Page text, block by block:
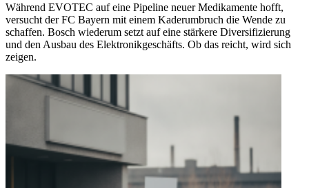
Während EVOTEC auf eine Pipeline neuer Medikamente hofft,
versucht der FC Bayern mit einem Kaderumbruch die Wende zu
schaffen. Bosch wiederum setzt auf eine stärkere Diversifizierung
und den Ausbau des Elektronikgeschäfts. Ob das reicht, wird sich
zeigen.